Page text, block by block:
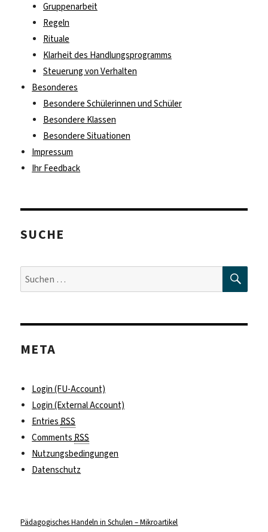
Gruppenarbeit
Regeln
Rituale
Klarheit des Handlungsprogramms
Steuerung von Verhalten
Besonderes
Besondere Schülerinnen und Schüler
Besondere Klassen
Besondere Situationen
Impressum
Ihr Feedback
SUCHE
Suche
nach:
META
Login (FU-Account)
Login (External Account)
Entries RSS
Comments RSS
Nutzungsbedingungen
Datenschutz
Pädagogisches Handeln in Schulen – Mikroartikel